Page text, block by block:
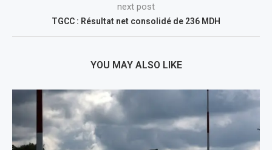
next post
TGCC : Résultat net consolidé de 236 MDH
YOU MAY ALSO LIKE